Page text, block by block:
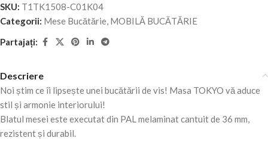
SKU: T1TK1508-C01K04
Categorii: Mese Bucătărie, MOBILĂ BUCĂTĂRIE
Partajați:
Descriere
Noi știm ce îi lipsește unei bucătării de vis! Masa TOKYO vă aduce
stil și armonie interiorului!
Blatul mesei este executat din PAL melaminat cantuit de 36 mm,
rezistent și durabil.